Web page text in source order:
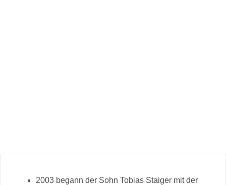
2003 begann der Sohn Tobias Staiger mit der